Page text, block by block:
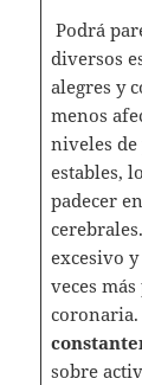
Podrá
diversos
alegres y
menos
niveles
estables,
padecer
excesivo
veces
coronaria.
sobre